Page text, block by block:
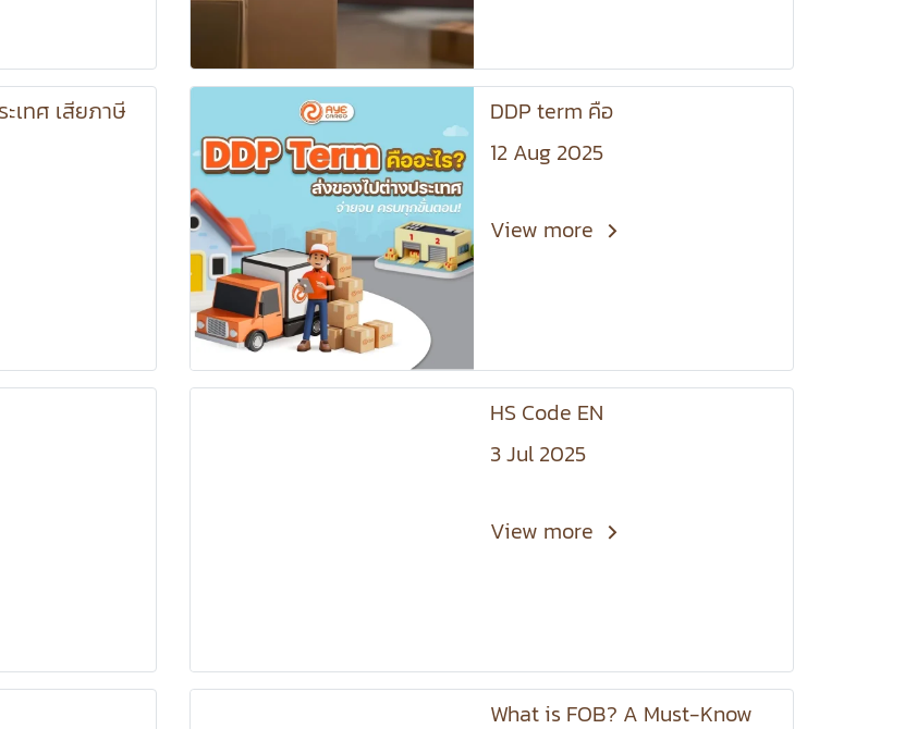
เทศ เสียภาษี
DDP term คือ
12 Aug 2025
View more
HS Code EN
3 Jul 2025
View more
What is FOB? A Must-Know